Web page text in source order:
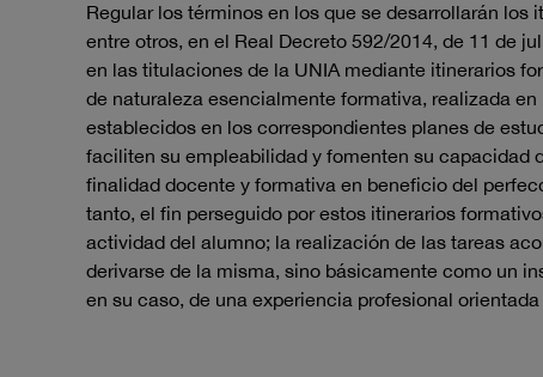
Regular los términos en los que se desarrollarán
entre otros, en el Real Decreto 592/2014, de 11 de
en las titulaciones de la UNIA mediante itinerarios
de naturaleza esencialmente formativa, realizada
establecidos en los correspondientes planes de
faciliten su empleabilidad y fomenten su capacidad
finalidad docente y formativa en beneficio del
tanto, el fin perseguido por estos itinerarios
actividad del alumno; la realización de las tareas
derivarse de la misma, sino básicamente como un
en su caso, de una experiencia profesional